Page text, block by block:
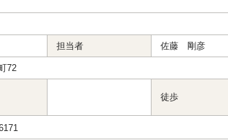
担当者 佐藤 剛彦
72
徒歩